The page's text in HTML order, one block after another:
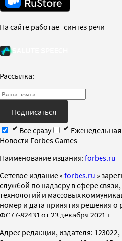
На сайте работает синтез речи
Рассылка:
Подписаться
Все сразу
Еженедельная
Новости Forbes Games
Наименование издания: forbes.ru
Cетевое издание « forbes.ru »
службой по надзору в сфере
технологий и массовых
номер и дата принятия решения о
ФС77-82431 от 23 декабря 2021 г.
Адрес редакции, издателя: 123022,